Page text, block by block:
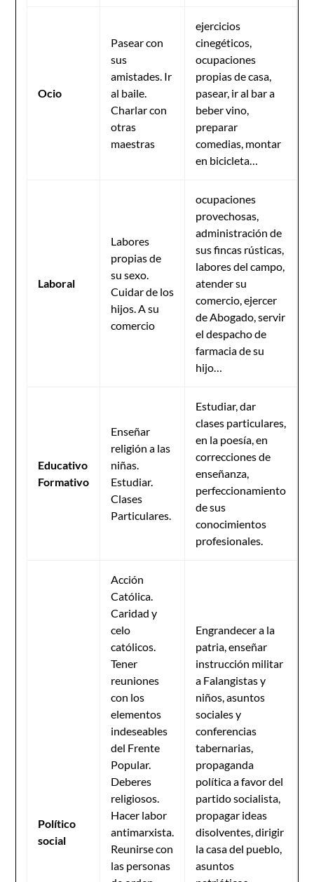
Ocio
Pasear con
sus
amistades. Ir
al baile.
Charlar con
otras
maestras
ejercicios
cinegéticos,
ocupaciones
propias de casa,
pasear, ir al bar a
beber vino,
preparar
comedias, montar
en bicicleta…
Laboral
Labores
propias de
su sexo.
Cuidar de los
hijos. A su
comercio
ocupaciones
provechosas,
administración de
sus fincas rústicas,
labores del campo,
atender su
comercio, ejercer
de Abogado, servir
el despacho de
farmacia de su
hijo…
Educativo
Formativo
Enseñar
religión a las
niñas.
Estudiar.
Clases
Particulares.
Estudiar, dar
clases particulares,
en la poesía, en
correcciones de
enseñanza,
perfeccionamiento
de sus
conocimientos
profesionales.
Político
social
Acción
Católica.
Caridad y
celo
católicos.
Tener
reuniones
con los
elementos
indeseables
del Frente
Popular.
Deberes
religiosos.
Hacer labor
antimarxista.
Reunirse con
las personas
Engrandecer a la
patria, enseñar
instrucción militar
a Falangistas y
niños, asuntos
sociales y
conferencias
tabernarias,
propaganda
política a favor del
partido socialista,
propagar ideas
disolventes, dirigir
la casa del pueblo,
asuntos